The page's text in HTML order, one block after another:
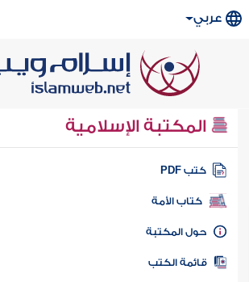
عربي
المكتبة الإسلامية
كتب PDF
كتاب الأمة
المكتبة